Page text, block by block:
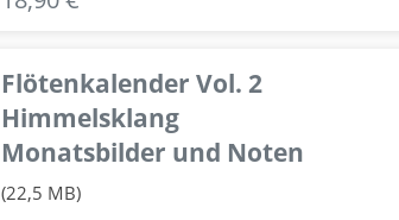
Flötenkalender Vol. 2
Himmelsklang
Monatsbilder und Noten
(22,5 MB)